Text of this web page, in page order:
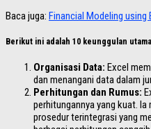
Baca juga: Financial Modeling
Berikut ini adalah 10 keunggulan
Organisasi Data: Excel
dan menangani data dalam
Perhitungan dan Rumus:
perhitungannya yang kuat.
prosedur terintegrasi yang